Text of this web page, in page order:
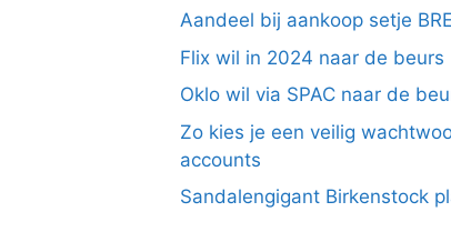
Aandeel bij aankoop setje
Flix wil in 2024 naar de beurs
Oklo wil via SPAC naar de
Zo kies je een veilig
accounts
Sandalengigant Birkenstock